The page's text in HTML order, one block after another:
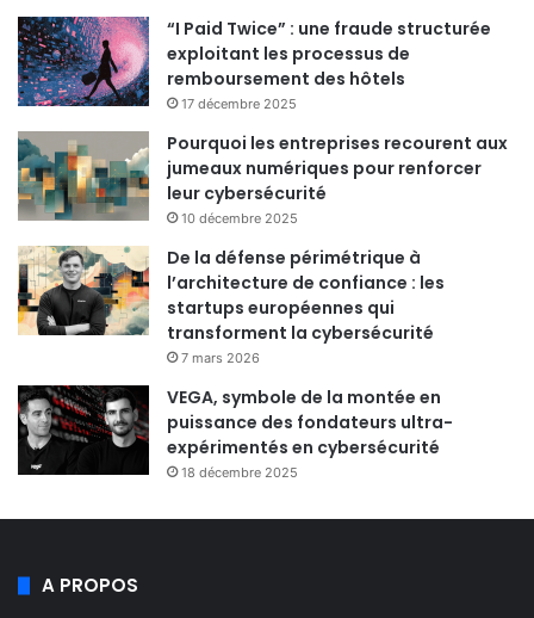
“I Paid Twice” : une fraude structurée
exploitant les processus de
remboursement des hôtels
17 décembre 2025
Pourquoi les entreprises recourent aux
jumeaux numériques pour renforcer
leur cybersécurité
10 décembre 2025
De la défense périmétrique à
l’architecture de confiance : les
startups européennes qui
transforment la cybersécurité
7 mars 2026
VEGA, symbole de la montée en
puissance des fondateurs ultra-
expérimentés en cybersécurité
18 décembre 2025
A PROPOS